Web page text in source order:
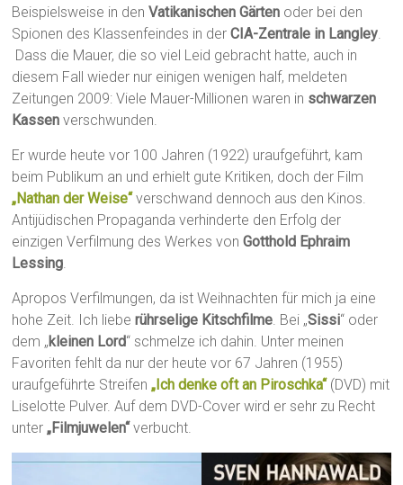
Beispielsweise in denVatikanischen Gärten oder bei den
Spionen des Klassenfeindes in derCIA-Zentrale in Langley
Dass die Mauer, die so viel Leid gebracht hatte, auch in
diesem Fall wieder nur einigen wenigen half, meldeten
Zeitungen 2009: Viele Mauer-Millionen waren in schwarzen
Kassen verschwunden.
Er wurde heute vor 100 Jahren (1922) uraufgeführt, kam
beim Publikum an und erhielt gute Kritiken, doch der Film
„Nathan der Weise“verschwand dennoch aus den Kinos.
Antijüdischen Propaganda verhinderte den Erfolg der
einzigen Verfilmung des Werkes vonGotthold Ephraim
Lessing
Apropos Verfilmungen, da ist Weihnachten für mich ja eine
hohe Zeit. Ich lieberührselige Kitschfilme . Bei „Sissi“ oder
dem „kleinen Lord“ schmelze ich dahin. Unter meinen
Favoriten fehlt da nur der heute vor 67 Jahren (1955)
uraufgeführte Streifen„Ich denke oft an Piroschka“(DVD) mit
Liselotte Pulver. Auf dem DVD-Cover wird er sehr zu Recht
unter„Filmjuwelen“verbucht.